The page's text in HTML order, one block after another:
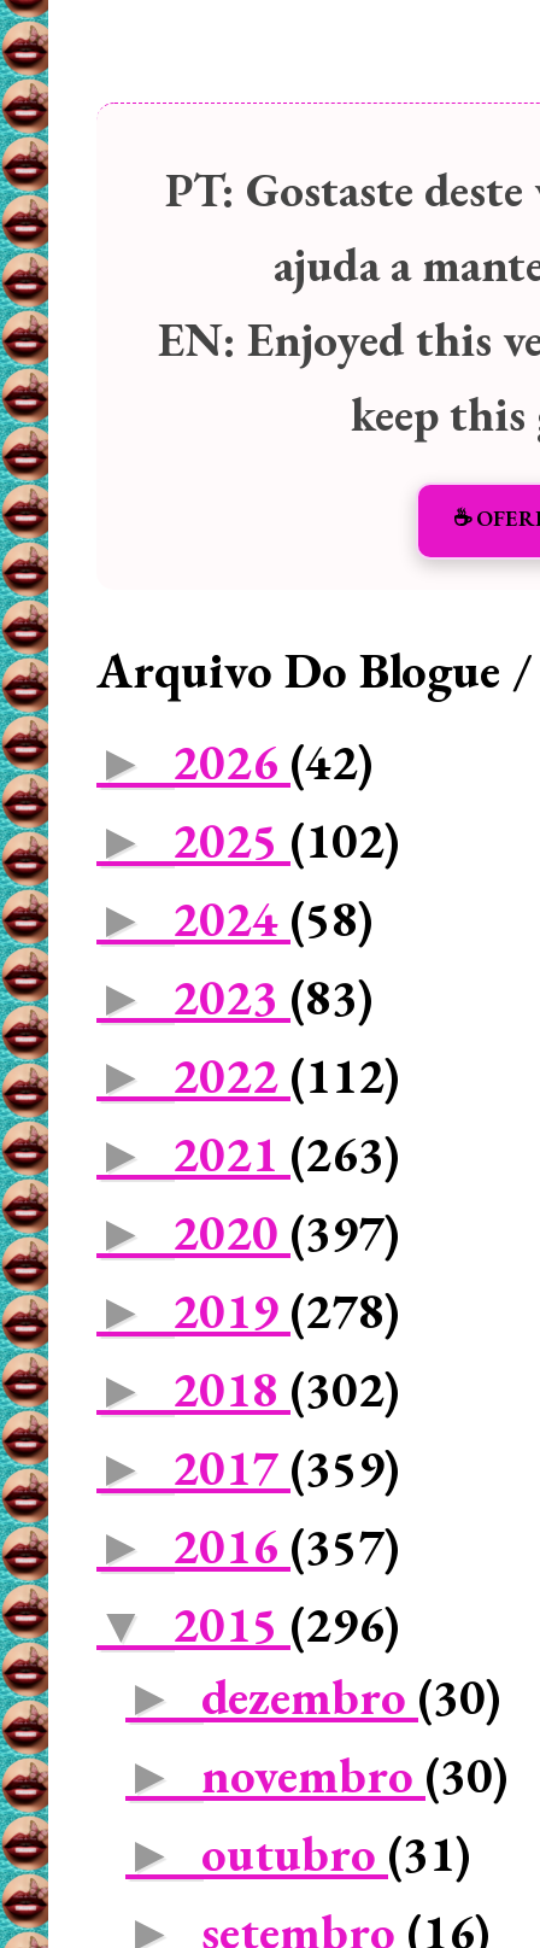
PT: Gostaste
ajuda a
EN: Enjoyed this
keep
☕️
Arquivo Do Blogue
► 2026 (42)
► 2025 (102)
► 2024 (58)
► 2023 (83)
► 2022 (112)
► 2021 (263)
► 2020 (397)
► 2019 (278)
► 2018 (302)
► 2017 (359)
► 2016 (357)
▼ 2015 (296)
► dezembro (30)
► novembro (30)
► outubro (31)
► setembro (16)